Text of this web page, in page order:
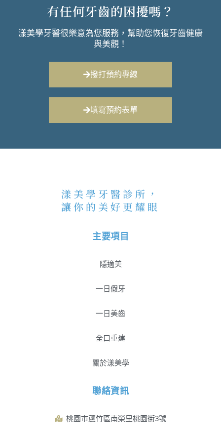
有任何牙齒的困擾嗎？
漾美學牙醫很樂意為您服務，幫助您恢復牙齒健康
與美觀！
撥打預約專線
填寫預約表單
漾美學牙醫診所，
讓你的美好更耀眼
主要項目
隱適美
一日假牙
一日美齒
全口重建
關於漾美學
聯絡資訊
桃園市蘆竹區南榮里桃園街3號